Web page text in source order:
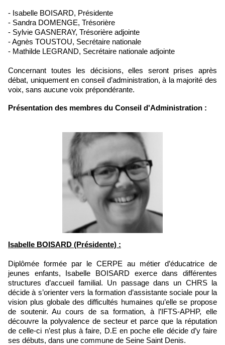
- Isabelle BOISARD, Présidente
- Sandra DOMENGE, Trésorière
- Sylvie GASNERAY, Trésorière adjointe
- Agnès TOUSTOU, Secrétaire nationale
- Mathilde LEGRAND, Secrétaire nationale adjointe
Concernant toutes les décisions, elles seront prises après
débat, uniquement en conseil d’administration, à la majorité des
voix, sans aucune voix prépondérante.
Présentation des membres du Conseil d'Administration :
Isabelle BOISARD (Présidente) :
Diplômée formée par le CERPE au métier d’éducatrice de
jeunes enfants, Isabelle BOISARD exerce dans différentes
structures d’accueil familial. Un passage dans un CHRS la
décide à s’orienter vers la formation d’assistante sociale pour la
vision plus globale des difficultés humaines qu’elle se propose
de soutenir. Au cours de sa formation, à l’IFTS-APHP, elle
découvre la polyvalence de secteur et parce que la réputation
de celle-ci n’est plus à faire, D.E en poche elle décide d’y faire
ses débuts, dans une commune de Seine Saint Denis.